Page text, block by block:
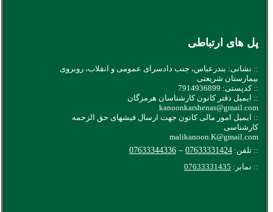
پل های ارتباطی
:: نشانی: بندرعباس، جنب دادسرای عمومی و انقلاب، روبروی
بیمارستان شریعتی
:: کدپستی: 7914936899
:: ایمیل دفتر کانون کارشناسان هرمزگان
kanoonkarshenas@gmail.com
:: ایمیل امور مالی کانون جهت ارسال فیشهای حق الزحمه
کارشناسی
malikanoon.K@gmail.com
:: تلفن: 07633331424
–
07633344336
:: نمابر: 07633331435